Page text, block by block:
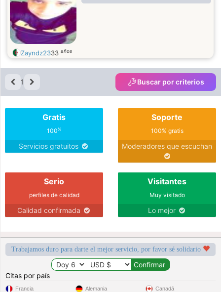
Zayndz2333 años
1 Buscar por criterios
Gratis
100%
Servicios gratuitos
Soporte
100% gratis
Moderadores que escuchan
Serio
perfiles de calidad
Calidad confirmada
Visitantes
Muy visitado
Lo mejor
Trabajamos duro para darte el mejor servicio, por favor sé solidario
Citas por país
Francia Alemania Canadá